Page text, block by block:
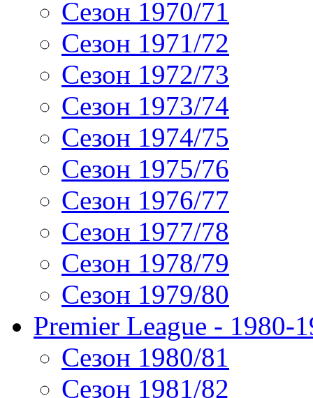
Сезон 1970/71
Сезон 1971/72
Сезон 1972/73
Сезон 1973/74
Сезон 1974/75
Сезон 1975/76
Сезон 1976/77
Сезон 1977/78
Сезон 1978/79
Сезон 1979/80
Premier League - 1980-
Сезон 1980/81
Сезон 1981/82